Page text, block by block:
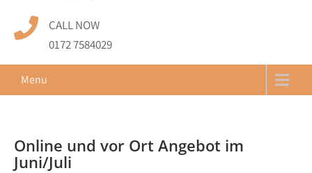
CALL NOW
0172 7584029
Menu
Online und vor Ort Angebot im
Juni/Juli